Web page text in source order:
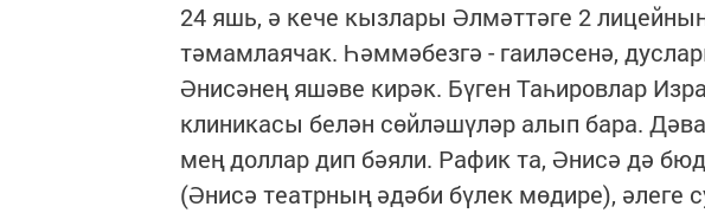
24 яшь, ә кече кызлары Әлмәттәге 2
тәмамлаячак. Һәммәбезгә - гаиләсенә,
Әнисәнең яшәве кирәк. Бүген Таһировлар
клиникасы белән сөйләшүләр алып бара.
мең доллар дип бәяли. Рафик та, Әнисә дә
(Әнисә театрның әдәби бүлек мөдире), әлеге